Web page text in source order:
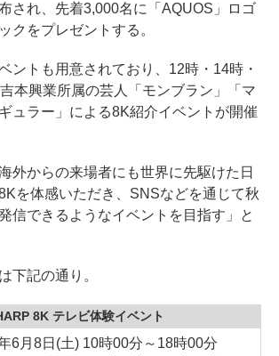
され、先着3,000名に「AQUOS」ロゴ
クをプレゼントする。
ントも用意されており、12時・14時・
本興業所属の芸人「モンブラン」「マ
ュラー」による8K紹介イベントが開催
外からの来場者にも世界に先駆けた日
を体感いただき、SNSなどを通じて秋
信できるようなイベントを目指す」と
下記の通り。
8K テレビ体験イベント
6月8日(土) 10時00分～18時00分